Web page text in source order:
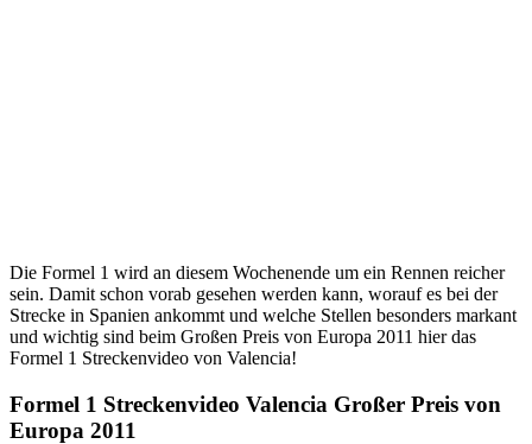
Die Formel 1 wird an diesem Wochenende um ein Rennen reicher
sein. Damit schon vorab gesehen werden kann, worauf es bei der
Strecke in Spanien ankommt und welche Stellen besonders markant
und wichtig sind beim Großen Preis von Europa 2011 hier das
Formel 1 Streckenvideo von Valencia!
Formel 1 Streckenvideo Valencia Großer Preis von
Europa 2011